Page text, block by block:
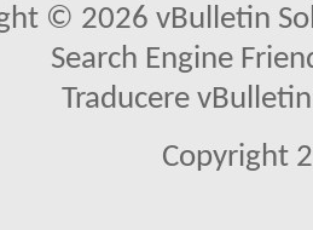
© 2026 vBulletin
Search Engine
Traducere
Copyright